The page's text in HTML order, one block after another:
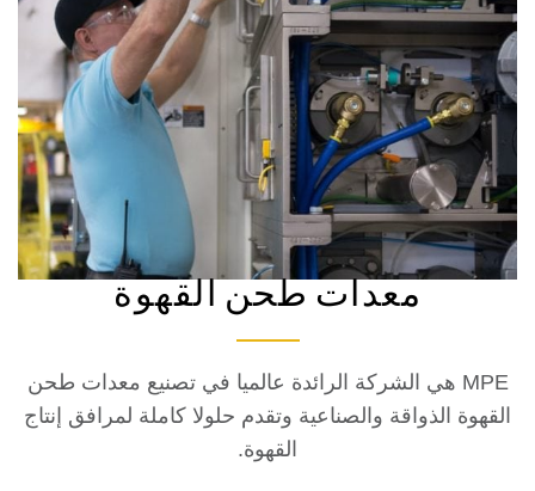
معدات طحن القهوة
MPE هي الشركة الرائدة عالميا في تصنيع معدات طحن
الذواقة والصناعية وتقدم حلولا كاملة لمرافق إنتاج